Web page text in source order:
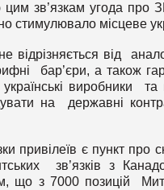
зв’язкам угода про
стимулювало місцеве
від
бар’єри, а також
виробники та
на державні
привілеїв є пункт про
зв’язків з
що з 7000 позицій